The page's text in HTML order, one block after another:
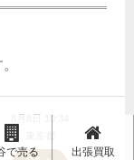
8月8日
で売る 出張買取